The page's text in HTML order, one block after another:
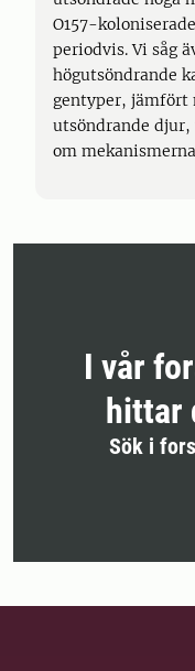
O157-
periodvis. Vi såg
högutsöndrande
gentyper, jämfört
utsöndrande
om
I vår
hittar
Sök i